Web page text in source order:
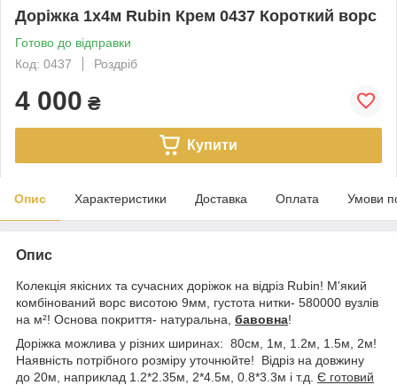
Доріжка 1х4м Rubin Крем 0437 Короткий ворс
Готово до відправки
Код: 0437
Роздріб
4 000 ₴
Купити
Опис Характеристики Доставка Оплата Умови
Опис
Колекція якісних та сучасних доріжок на відріз Rubin! М'який
комбінований ворс висотою 9мм, густота нитки- 580000 вузлів
на м²! Основа покриття- натуральна, бавовна!
Доріжка можлива у різних ширинах: 80см, 1м, 1.2м, 1.5м, 2м!
Наявність потрібного розміру уточнюйте! Відріз на довжину
до 20м, наприклад 1.2*2.35м, 2*4.5м, 0.8*3.3м і т.д. Є готовий